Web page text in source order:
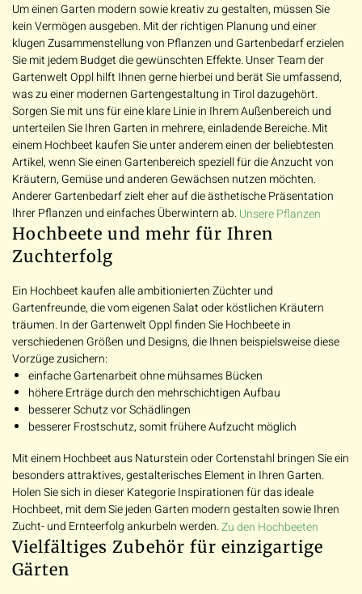
Um einen Garten modern sowie kreativ zu gestalten, müssen Sie
kein Vermögen ausgeben. Mit der richtigen Planung und einer
klugen Zusammenstellung von Pflanzen und Gartenbedarf erzielen
Sie mit jedem Budget die gewünschten Effekte. Unser Team der
Gartenwelt Oppl hilft Ihnen gerne hierbei und berät Sie umfassend,
was zu einer modernen Gartengestaltung in Tirol dazugehört.
Sorgen Sie mit uns für eine klare Linie in Ihrem Außenbereich und
unterteilen Sie Ihren Garten in mehrere, einladende Bereiche. Mit
einem Hochbeet kaufen Sie unter anderem einen der beliebtesten
Artikel, wenn Sie einen Gartenbereich speziell für die Anzucht von
Kräutern, Gemüse und anderen Gewächsen nutzen möchten.
Anderer Gartenbedarf zielt eher auf die ästhetische Präsentation
Ihrer Pflanzen und einfaches Überwintern ab.Unsere Pflanzen
Hochbeete und mehr für Ihren
Zuchterfolg
Ein Hochbeet kaufen alle ambitionierten Züchter und
Gartenfreunde, die vom eigenen Salat oder köstlichen Kräutern
träumen. In der Gartenwelt Oppl finden Sie Hochbeete in
verschiedenen Größen und Designs, die Ihnen beispielsweise diese
Vorzüge zusichern:
einfache Gartenarbeit ohne mühsames Bücken
höhere Erträge durch den mehrschichtigen Aufbau
besserer Schutz vor Schädlingen
besserer Frostschutz, somit frühere Aufzucht möglich
Mit einem Hochbeet aus Naturstein oder Cortenstahl bringen Sie ein
besonders attraktives, gestalterisches Element in Ihren Garten.
Holen Sie sich in dieser Kategorie Inspirationen für das ideale
Hochbeet, mit dem Sie jeden Garten modern gestalten sowie Ihren
Zucht- und Ernteerfolg ankurbeln werden.Zu den Hochbeeten
Vielfältiges Zubehör für einzigartige
Gärten